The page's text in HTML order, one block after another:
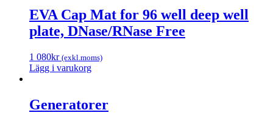
EVA Cap Mat for 96 well deep well
plate, DNase/RNase Free
1 080kr (exkl.moms)
Lägg i varukorg
Generatorer